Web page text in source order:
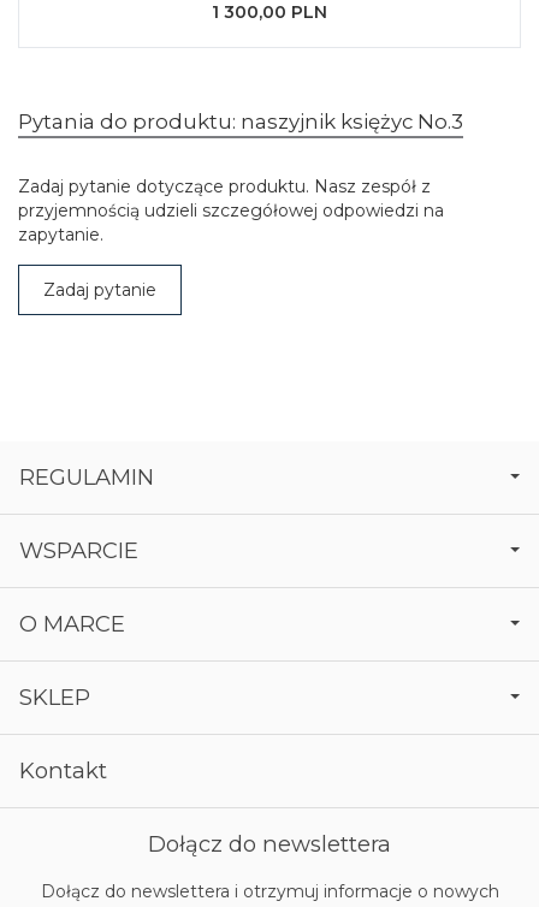
1 300,00 PLN
Pytania do produktu: naszyjnik księżyc No.3
Zadaj pytanie dotyczące produktu. Nasz zespół z
przyjemnością udzieli szczegółowej odpowiedzi na
zapytanie.
Zadaj pytanie
REGULAMIN
WSPARCIE
O MARCE
SKLEP
Kontakt
Dołącz do newslettera
Dołącz do newslettera i otrzymuj informacje o nowych